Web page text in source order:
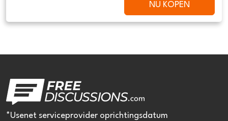
NU KOPEN
*Usenet serviceprovider oprichtingsdatum